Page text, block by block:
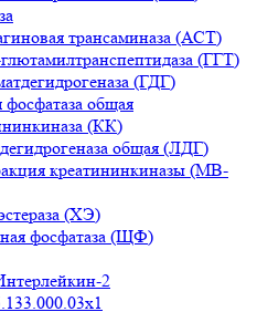
трансаминаза (АСТ)
(ГГТ)
(ГДГ)
фосфатаза общая
(КК)
общая (ЛДГ)
креатининкиназы (МВ-
(ХЭ)
фосфатаза (ЩФ)
2